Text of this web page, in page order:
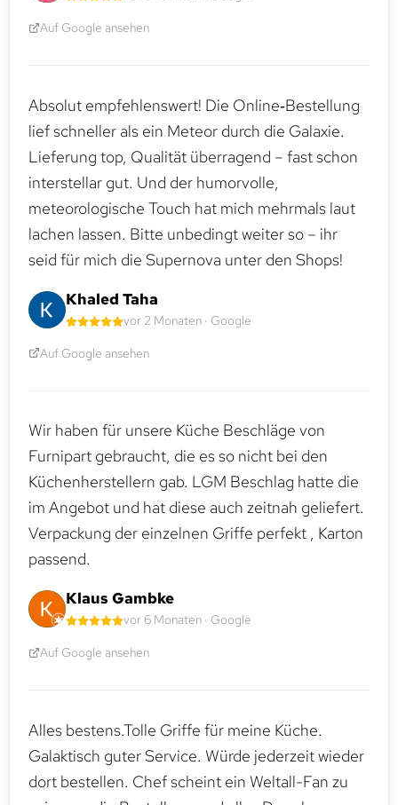
Auf Google ansehen
Absolut empfehlenswert! Die Online‑Bestellung
lief schneller als ein Meteor durch die Galaxie.
Lieferung top, Qualität überragend – fast schon
interstellar gut. Und der humorvolle,
meteorologische Touch hat mich mehrmals laut
lachen lassen. Bitte unbedingt weiter so – ihr
seid für mich die Supernova unter den Shops!
Khaled Taha
vor 2 Monaten · Google
Auf Google ansehen
Wir haben für unsere Küche Beschläge von
Furnipart gebraucht, die es so nicht bei den
Küchenherstellern gab. LGM Beschlag hatte die
im Angebot und hat diese auch zeitnah geliefert.
Verpackung der einzelnen Griffe perfekt , Karton
passend.
Klaus Gambke
vor 6 Monaten · Google
Auf Google ansehen
Alles bestens.Tolle Griffe für meine Küche.
Galaktisch guter Service. Würde jederzeit wieder
dort bestellen. Chef scheint ein Weltall-Fan zu